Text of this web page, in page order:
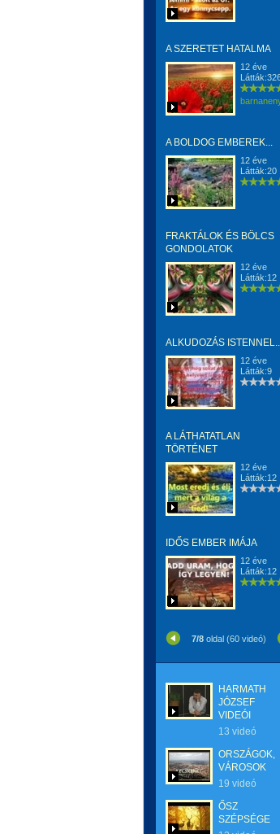
A SZERETET HATALMA
12 éve
A BOLDOG EMBEREK...
12 éve
Látták:20
FRAKTÁLOK ÉS BÖLCS
GONDOLATOK
12 éve
Látták:12
ALKUDOZÁS
12 éve
Látták:9
A LÁTHATATLAN
TÖRTÉNET
12 éve
Látták:12
IDŐS EMBER IMÁJA
12 éve
Látták:12
7/8 oldal (60 videó)
HARMATH
JÓZSEF
VIDEÓI
13 videó
ORSZÁGOK,
VÁROSOK
19 videó
ŐSZ
SZÉPSÉGE